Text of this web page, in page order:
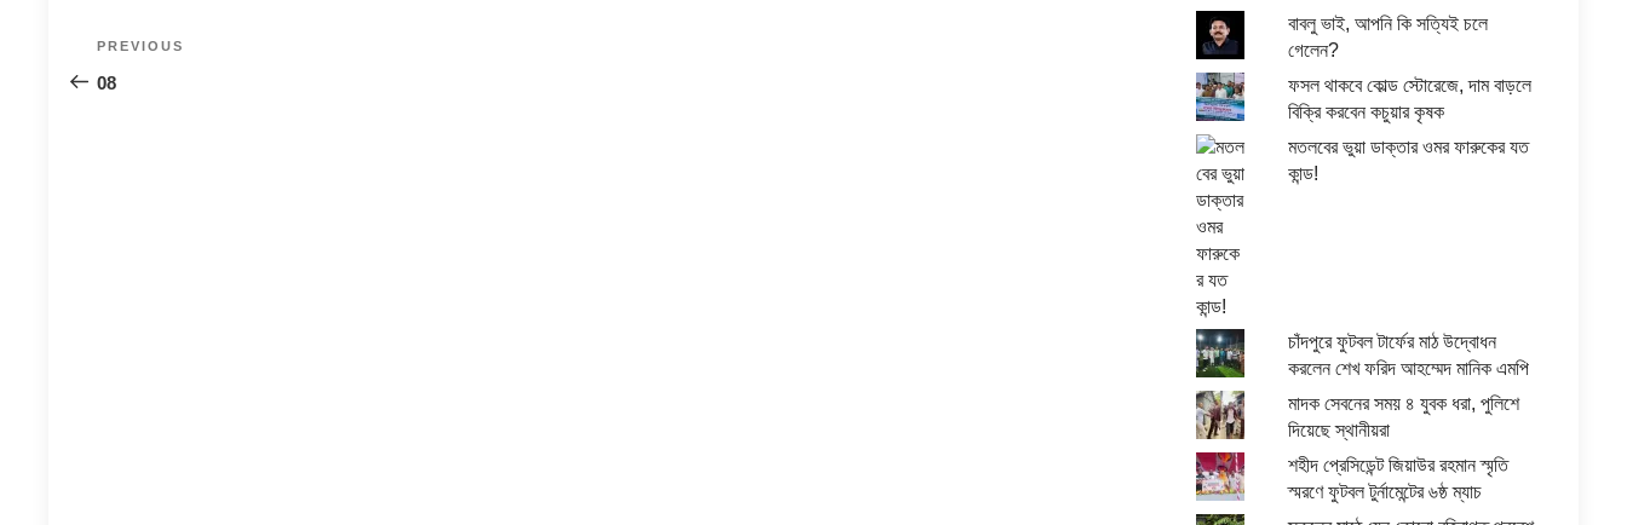
Previous
Post
PREVIOUS
08
বাবলু ভাই, আপনি কি সত্যিই চলে
গেলেন?
ফসল থাকবে কোল্ড স্টোরেজে, দাম বাড়লে
বিক্রি করবেন কচুয়ার কৃষক
মতলবের ভুয়া ডাক্তার ওমর ফারুকের যত
কান্ড!
চাঁদপুরে ফুটবল টার্ফের মাঠ উদ্বোধন
করলেন শেখ ফরিদ আহম্মেদ মানিক এমপি
মাদক সেবনের সময় ৪ যুবক ধরা, পুলিশে
দিয়েছে স্থানীয়রা
শহীদ প্রেসিডেন্ট জিয়াউর রহমান স্মৃতি
স্মরণে ফুটবল টুর্নামেন্টের ৬ষ্ঠ ম্যাচ